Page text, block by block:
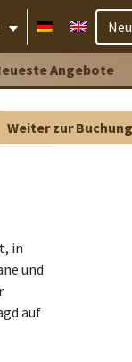
Angebote
in
und
auf
Weiter zur